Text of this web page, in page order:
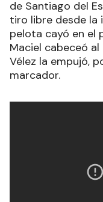
de Santiago del
tiro libre desde la
pelota cayó en el
Maciel cabeceó
Vélez la empujó,
marcador.